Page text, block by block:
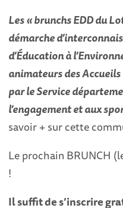
Les « brunchs EDD du
démarche
d’Éducation à
animateurs des
par le Service
l’engagement et aux
savoir + sur cette
Le prochain BRUNCH
!
Il suffit de s’inscrire